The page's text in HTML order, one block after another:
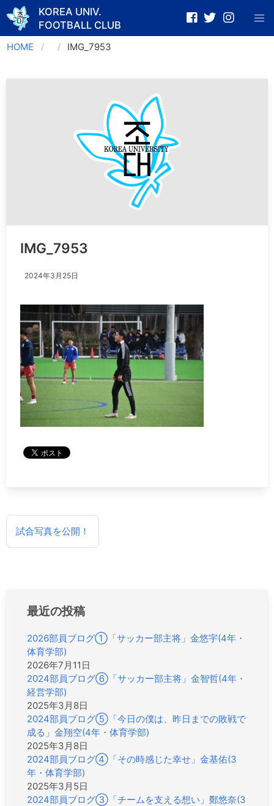
Skip
to
KOREA UNIV.
FOOTBALL CLUB
HOME IMG_7953
IMG_7953
2024年3月25日
投
ナ
試合写真を公開！
最近の投稿
2026部員ブログ①「サッカー部主将」金悠宇(4年・
体育学部)
2026年7月11日
2024部員ブログ⑥「サッカー部主将」金智哲(4年・
経営学部)
2025年3月8日
2024部員ブログ⑤「今日の僕は、昨日までの敗戦で
成る」金翔空(4年・体育学部)
2025年3月8日
2024部員ブログ④「その時感じた幸せ」金基佑(3
年・体育学部)
2025年3月5日
2024部員ブログ③「チームを支える想い」鄭悠奈(3